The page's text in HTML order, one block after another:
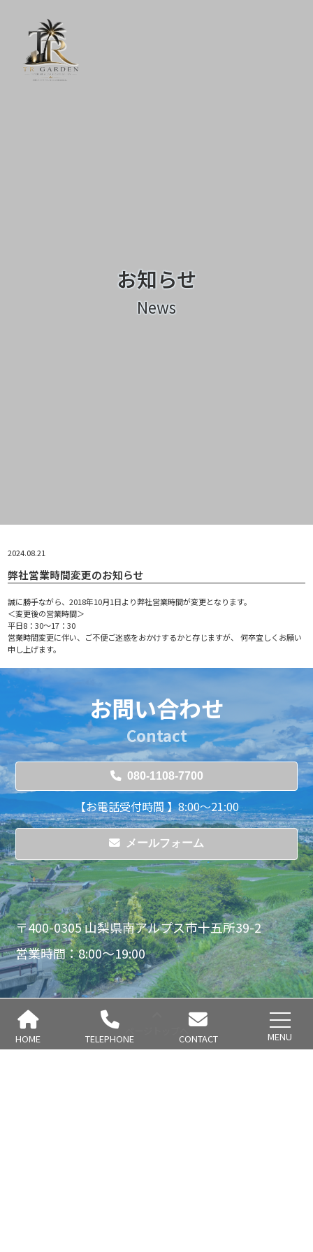
HOME TELEPHONE CONTACT MENU
お知らせ
News
2024.08.21
弊社営業時間変更のお知らせ
誠に勝手ながら、2018年10月1日より弊社営業時間が変更となります。
＜変更後の営業時間＞
平日8：30～17：30
営業時間変更に伴い、ご不便ご迷惑をおかけするかと存じますが、 何卒宜しくお願い
申し上げます。
お問い合わせ
Contact
080-1108-7700
【お電話受付時間 】8:00～21:00
メールフォーム
〒400-0305 山梨県南アルプス市十五所39-2
営業時間：8:00～19:00